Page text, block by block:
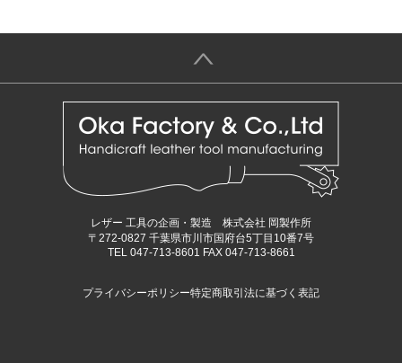
＞
レザー 工具の企画・製造 株式会社 岡製作所
〒272-0827 千葉県市川市国府台5丁目10番7号
TEL 047-713-8601 FAX 047-713-8661
プライバシーポリシー特定商取引法に基づく表記